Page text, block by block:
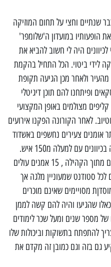
שנתיים וחצי על תחום המוזיקה
הופעותיו במועדון ה'שלומפר'
היה לי חשוב להביא את
לידי ביטוי. הכל התחיל בהקמת
ולאחר מכן הגיעה תקופת
ופיתחנו להם תוכן דיגיטלי
מצולמים באופן המקצועי
לאחר הקורונה הפקנו אירועים
אומנים צעירים נחשפים באשדוד
ויש קהילת מוסקאים שאני מנהל אותה בכיוונים עם למעלה מ150 איש.
ערב שירי לוחמים למשל שנוצר בכיוונים מתוך הקהילה , 15 אמנים עולים
לכל סטודנט שמעוניין מלגה אך
מסויימים שאינם מוכרים
שהגיעו והיה להם קשה לממן
של מספר שנים ומעל שכר לימודים
להתפתח בתשוקות וביכולות שלו
גם בזה וגם כמובן זה מקדם את